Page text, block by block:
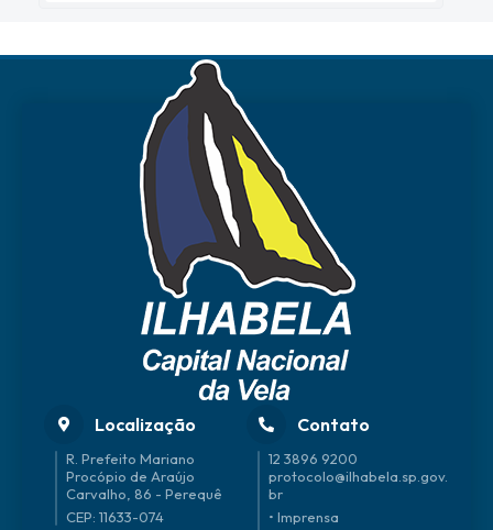
Localização
R. Prefeito Mariano
Procópio de Araújo
Carvalho, 86 - Perequê
CEP: 11633-074
Contato
12 3896 9200
protocolo@ilhabela.sp.gov.
br
• Imprensa